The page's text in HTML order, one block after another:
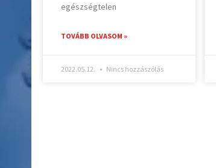
egészségtelen
TOVÁBB OLVASOM »
2022.05.12. Nincs hozzászólás